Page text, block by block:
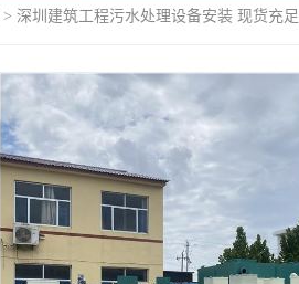
> 深圳建筑工程污水处理设备安装 现货充足